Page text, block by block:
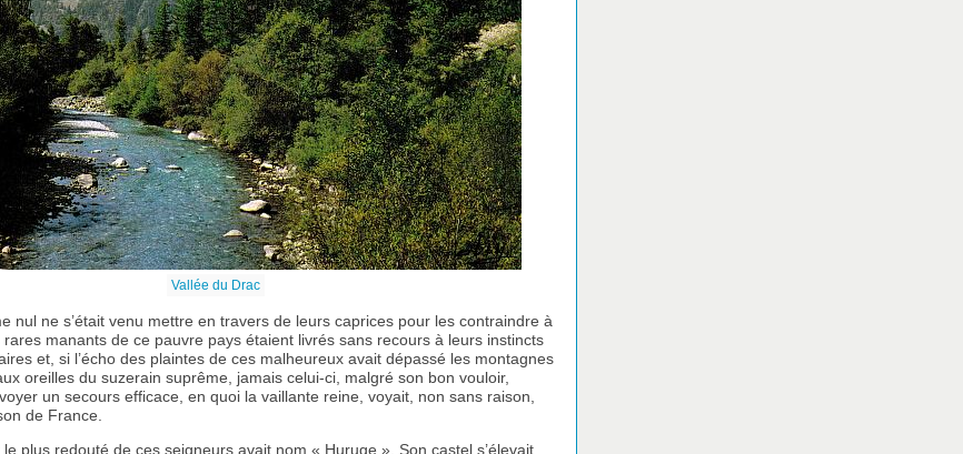
Vallée du Drac
nul ne s’était venu mettre en travers de leurs caprices pour les contraindre à
manants de ce pauvre pays étaient livrés sans recours à leurs instincts
et, si l’écho des plaintes de ces malheureux avait dépassé les montagnes
oreilles du suzerain suprême, jamais celui-ci, malgré son bon vouloir,
un secours efficace, en quoi la vaillante reine, voyait, non sans raison,
de France.
plus redouté de ces seigneurs avait nom « Huruge ». Son castel s’élevait